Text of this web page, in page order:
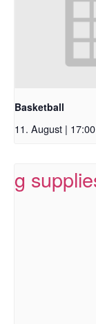
Basketball
11. August | 17:00